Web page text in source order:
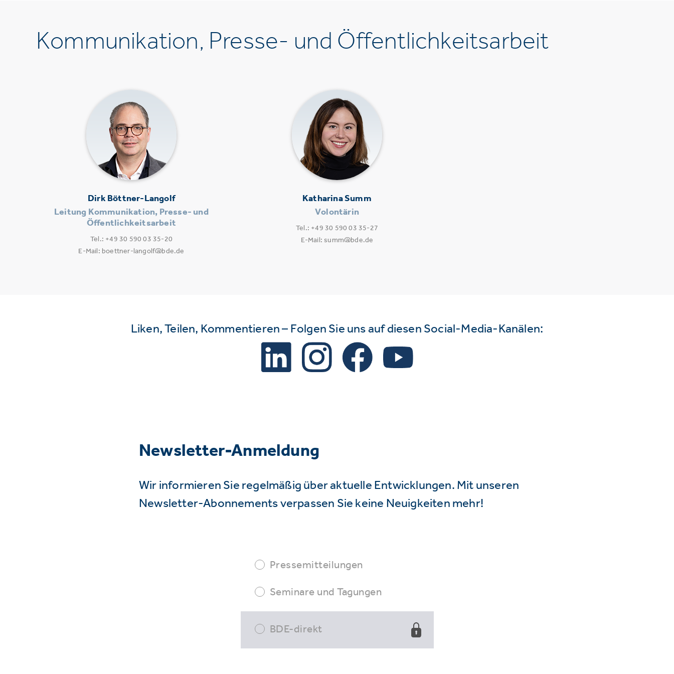
Kommunikation, Presse- und Öffentlichkeitsarbeit
Dirk Böttner-Langolf
Leitung Kommunikation, Presse- und
Öffentlichkeitsarbeit
Tel.: +49 30 590 03 35-20
E-Mail: boettner-langolf@bde.de
Katharina Summ
Volontärin
Tel.: +49 30 590 03 35-27
E-Mail: summ@bde.de
Liken, Teilen, Kommentieren – Folgen Sie uns auf diesen Social-Media-Kanälen:
Newsletter-Anmeldung
Wir informieren Sie regelmäßig über aktuelle Entwicklungen. Mit unseren
Newsletter-Abonnements verpassen Sie keine Neuigkeiten mehr!
Pressemitteilungen
Seminare und Tagungen
BDE-direkt